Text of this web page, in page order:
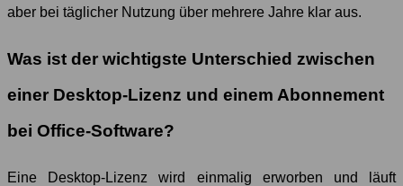
aber bei täglicher Nutzung über mehrere Jahre klar aus.
Was ist der wichtigste Unterschied zwischen
einer Desktop-Lizenz und einem Abonnement
bei Office-Software?
Eine Desktop-Lizenz wird einmalig erworben und läuft